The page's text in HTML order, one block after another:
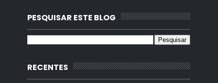
PESQUISAR ESTE BLOG
RECENTES